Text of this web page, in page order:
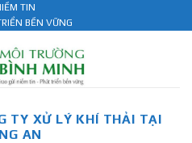
TIN
BỀN VỮNG
TY XỬ LÝ KHÍ THẢI TẠI
AN